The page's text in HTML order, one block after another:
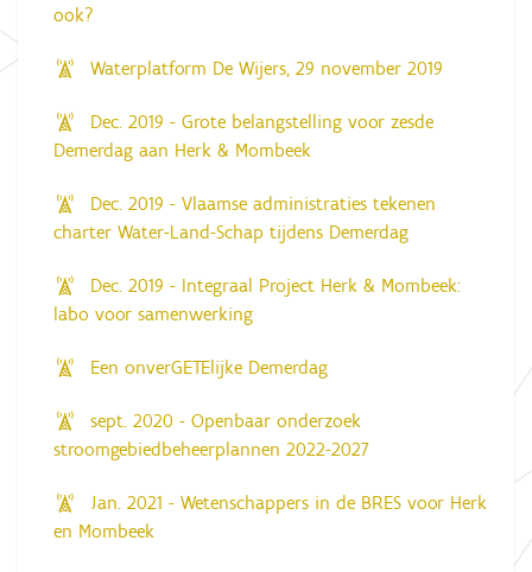
ook?
Waterplatform De Wijers, 29 november 2019
Dec. 2019 - Grote belangstelling voor zesde
Demerdag aan Herk & Mombeek
Dec. 2019 - Vlaamse administraties tekenen
charter Water-Land-Schap tijdens Demerdag
Dec. 2019 - Integraal Project Herk & Mombeek:
labo voor samenwerking
Een onverGETElijke Demerdag
sept. 2020 - Openbaar onderzoek
stroomgebiedbeheerplannen 2022-2027
Jan. 2021 - Wetenschappers in de BRES voor Herk
en Mombeek